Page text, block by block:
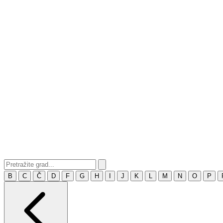
B C Č D F G H J K M N O P